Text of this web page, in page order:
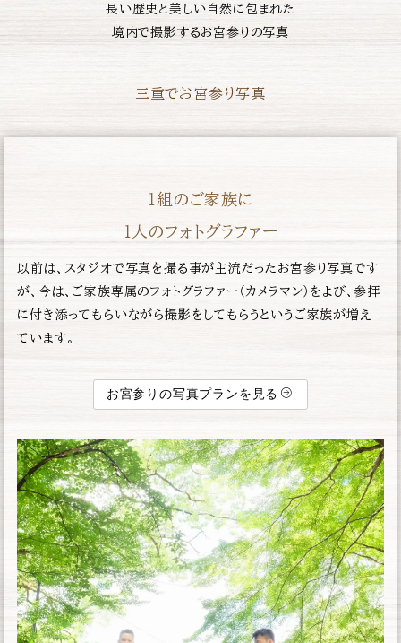
長い歴史と美しい自然に包まれた
境内で撮影するお宮参りの写真
三重でお宮参り写真
１組のご家族に
１人のフォトグラファー
以前は、スタジオで写真を撮る事が主流だったお宮参り写真です
が、今は、ご家族専属のフォトグラファー（カメラマン）をよび、参拝
に付き添ってもらいながら撮影をしてもらうというご家族が増え
ています。
お宮参りの写真プランを見る